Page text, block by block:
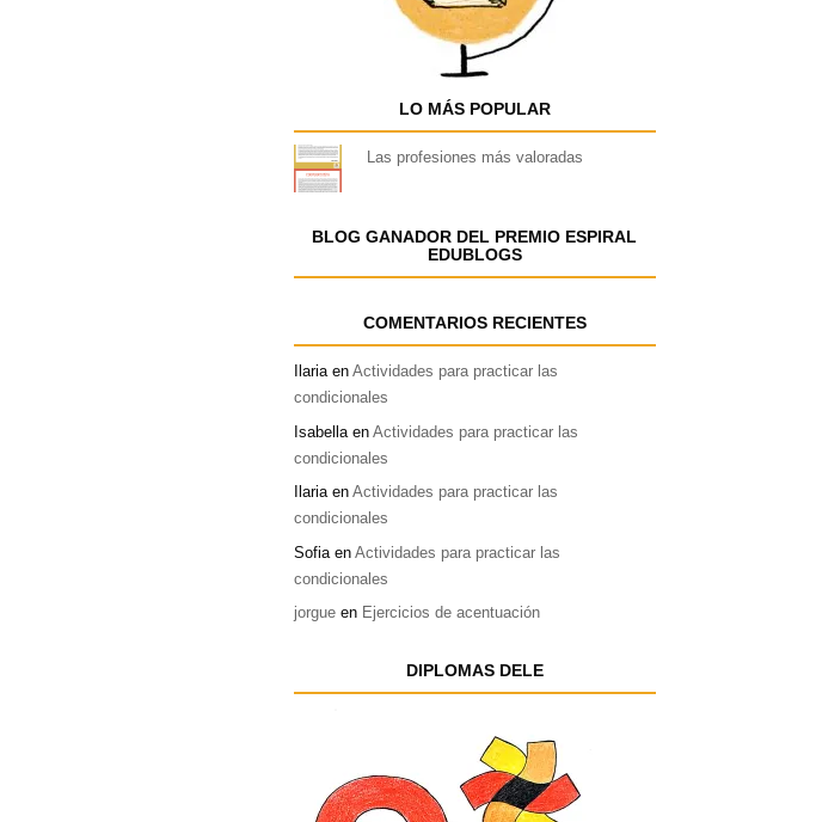
LO MÁS POPULAR
Las profesiones más valoradas
BLOG GANADOR DEL PREMIO ESPIRAL
EDUBLOGS
COMENTARIOS RECIENTES
IlariaenActividades para practicar las
condicionales
Isabella enActividades para practicar las
condicionales
IlariaenActividades para practicar las
condicionales
Sofia enActividades para practicar las
condicionales
jorgue en Ejercicios de acentuación
DIPLOMAS DELE